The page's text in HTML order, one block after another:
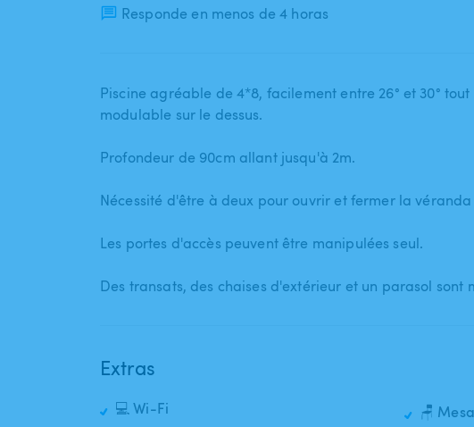
Responde en menos de 4 horas
Piscine agréable de 4*8​,​ facilement entre 26° et 30°
modulable sur le dessus.
Profondeur de 90cm allant jusqu'à 2m.
Nécessité d'être à deux pour ouvrir et fermer la
Les portes d'accès peuvent être manipulées seul.
Des transats​,​ des chaises d'extérieur et un parasol sont
Extras
💻 Wi-Fi
🪑